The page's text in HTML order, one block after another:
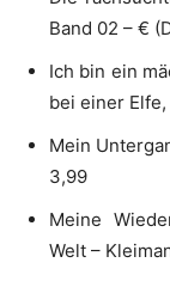
Band 02 – €
Ich bin ein
bei einer
Mein
3,99
Meine
Welt –